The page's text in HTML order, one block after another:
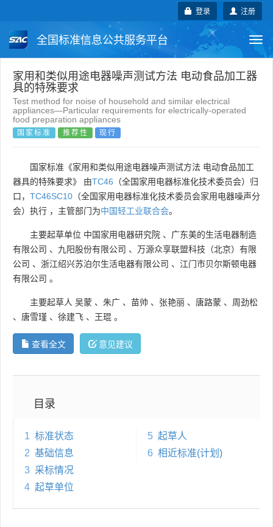
注册
登录
全国标准信息公共服务平台
国家标准 行业标准 地方标准
团体标准 企业标准 国际标准
国外标准 技术委员会
家用和类似用途电器噪声测试方法 电动食品加工器
具的特殊要求
Test method for noise of household and similar electrical
appliances—Particular requirements for electrically-operated
food preparation appliances
国家标准 推荐性 现行
国家标准《家用和类似用途电器噪声测试方法 电动食品加工
器具的特殊要求》 由TC46 （全国家用电器标准化技术委员会）归
口， TC46SC10 （全国家用电器标准化技术委员会家用电器噪声分
会）执行 ，主管部门为中国轻工业联合会。
主要起草单位 中国家用电器研究院 、 广东美的生活电器制造
有限公司 、 九阳股份有限公司 、 万源众享联盟科技（北京）有限
公司 、 浙江绍兴苏泊尔生活电器有限公司 、 江门市贝尔斯顿电器
有限公司 。
主要起草人 吴蒙 、 朱广 、 苗帅 、 张艳丽 、 唐路蒙 、 周劲松
、 唐雪瑾 、 徐建飞 、 王琨 。
查看全文 意见建议
目录
1 标准状态
2 基础信息
3 采标情况
4 起草单位
5 起草人
6 相近标准(计划)